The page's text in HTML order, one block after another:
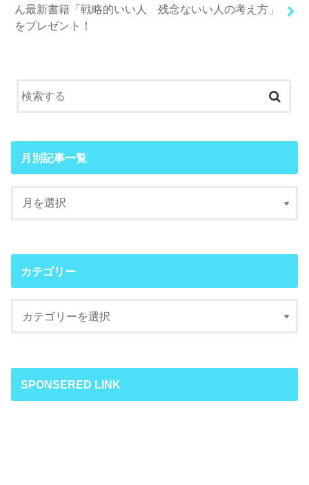
ん最新書籍「戦略的いい人 残念ないい人の考え方」
をプレゼント！
月別記事一覧
カテゴリー
SPONSERED LINK